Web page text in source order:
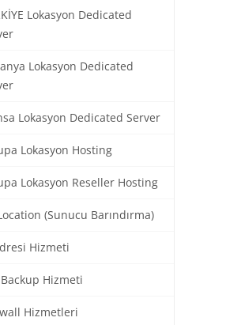
Lokasyon Dedicated
Lokasyon Dedicated
Lokasyon Dedicated Server
Lokasyon Hosting
Lokasyon Reseller Hosting
(Sunucu Barındırma)
Hizmeti
Backup Hizmeti
Hizmetleri